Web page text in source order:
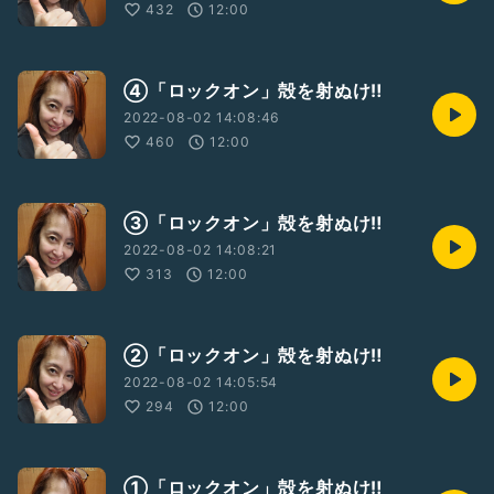
432 12:00
④「ロックオン」殻を射ぬけ‼️
2022-08-02 14:08:46
460
12:00
③「ロックオン」殻を射ぬけ‼️
2022-08-02 14:08:21
313
12:00
②「ロックオン」殻を射ぬけ‼️
2022-08-02 14:05:54
294
12:00
①「ロックオン」殻を射ぬけ‼️